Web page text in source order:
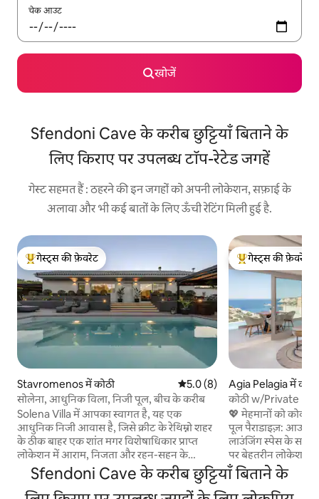
चेक आउट
खोजें
Sfendoni Cave के करीब छुट्टियाँ बिताने के
लिए किराए पर उपलब्ध टॉप-रेटेड जगहें
गेस्ट सहमत हैं : ठहरने की इन जगहों को अपनी लोकेशन, सफ़ाई के
अलावा और भी कई बातों के लिए ऊँची रेटिंग मिली हुई है.
गेस्ट्स का टॉप फ़ेवरेट
गेस्ट्स की फ़ेवरेट
Stavromenos में कोठी औसत रेटिंग 5 में से 5.0, 8 समीक्षाएँ
5.0 (8)
सोलेना, आधुनिक विला, निजी पूल, बीच के करीब
Solena Villa में आपका स्वागत है, यह एक
आधुनिक निजी आवास है, जिसे क्रीट के रेथिम्नो शहर
के ठीक बाहर एक शांत मगर विशेषाधिकार प्राप्त
लोकेशन में आराम, निजता और रहन-सहन के
बेहतरीन अनुभव को ध्यान में रखकर डिज़ाइन किया
गया है। यह विला आइलैंड के दो मुख्य एयरपोर्ट के
बीच एक बढ़िया जगह पर मौजूद है, जहाँ से चानिया
गेस्ट्स का टॉप फ़ेवरेट
गेस्ट्स की फ़ेवरेट
Agia Pelagia में कोठी
कोठी w/Private
the beach
💖 मेहमानों को
पूल पैराडाइज़:
लाउंजिंग स्पेस के साथ
पर बेहतरीन लोकेशन :
खूबसूरत लाइगेरिया
पर और यहाँ से
जा सकता है। • बिना
Sfendoni Cave के करीब छुट्टियाँ बिताने के